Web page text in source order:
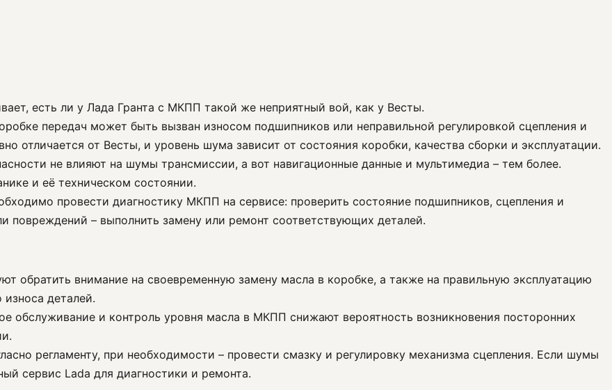
есть ли у Лада Гранта с МКПП такой же неприятный вой, как у Весты.
передач может быть вызван износом подшипников или неправильной регулировкой сцепления и
отличается от Весты, и уровень шума зависит от состояния коробки, качества сборки и эксплуатации.
не влияют на шумы трансмиссии, а вот навигационные данные и мультимедиа – тем более.
и её техническом состоянии.
провести диагностику МКПП на сервисе: проверить состояние подшипников, сцепления и
повреждений – выполнить замену или ремонт соответствующих деталей.
обратить внимание на своевременную замену масла в коробке, а также на правильную эксплуатацию
деталей.
обслуживание и контроль уровня масла в МКПП снижают вероятность возникновения посторонних
регламенту, при необходимости – провести смазку и регулировку механизма сцепления. Если шумы
сервис Lada для диагностики и ремонта.